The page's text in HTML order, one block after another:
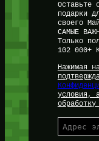
Оставьте
подарки
своего
САМЫЕ
Только
102 000+
Нажимая
условия,